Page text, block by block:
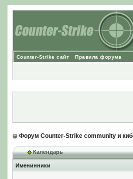
Counter-Strike сайт Правила форума
Форум Counter-Strike community и
Календарь
Именинники